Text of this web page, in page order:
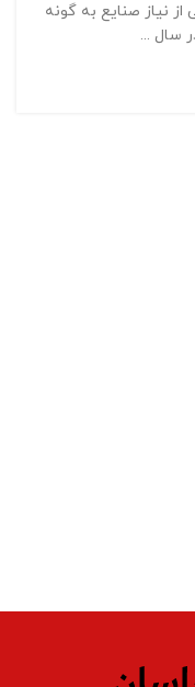
نیاز صنایع به گونه
سال ...